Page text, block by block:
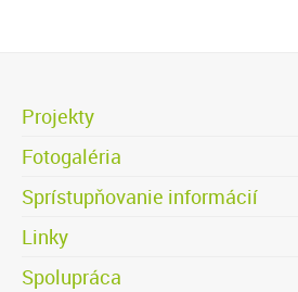
Projekty
Fotogaléria
Sprístupňovanie informácií
Linky
Spolupráca